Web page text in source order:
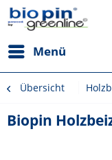
Menü
Übersicht
Biopin